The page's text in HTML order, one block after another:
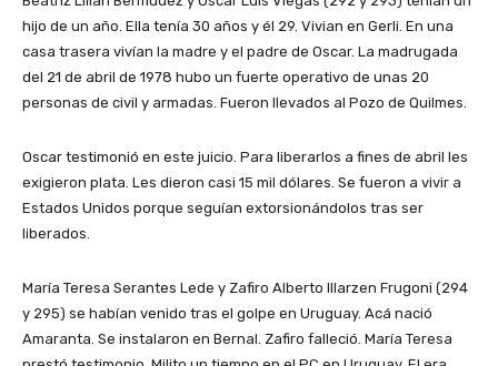
hijo de un año. Ella tenía 30 años y él 29. Vivian en Gerli. En una
casa trasera vivían la madre y el padre de Oscar. La madrugada
del 21 de abril de 1978 hubo un fuerte operativo de unas 20
personas de civil y armadas. Fueron llevados al Pozo de Quilmes.
Oscar testimonió en este juicio. Para liberarlos a fines de abril les
exigieron plata. Les dieron casi 15 mil dólares. Se fueron a vivir a
Estados Unidos porque seguían extorsionándolos tras ser
liberados.
María Teresa Serantes Lede y Zafiro Alberto Illarzen Frugoni (294
y 295) se habían venido tras el golpe en Uruguay. Acá nació
Amaranta. Se instalaron en Bernal. Zafiro falleció. María Teresa